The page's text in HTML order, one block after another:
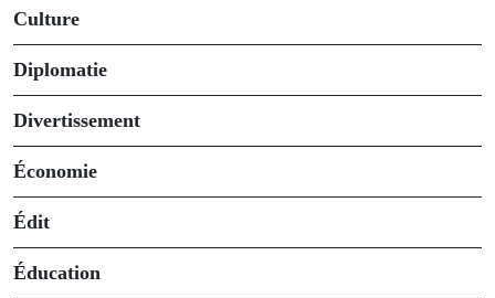
Culture
Diplomatie
Divertissement
Économie
Édit
Éducation